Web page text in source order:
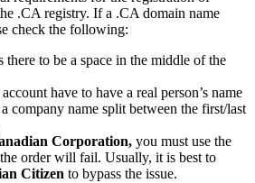
.CA registry. If a .CA domain name
check the following:
there to be a space in the middle of the
have to have a real person’s name
company name split between the first/last
Corporation, you must use the
order will fail. Usually, it is best to
Citizen to bypass the issue.